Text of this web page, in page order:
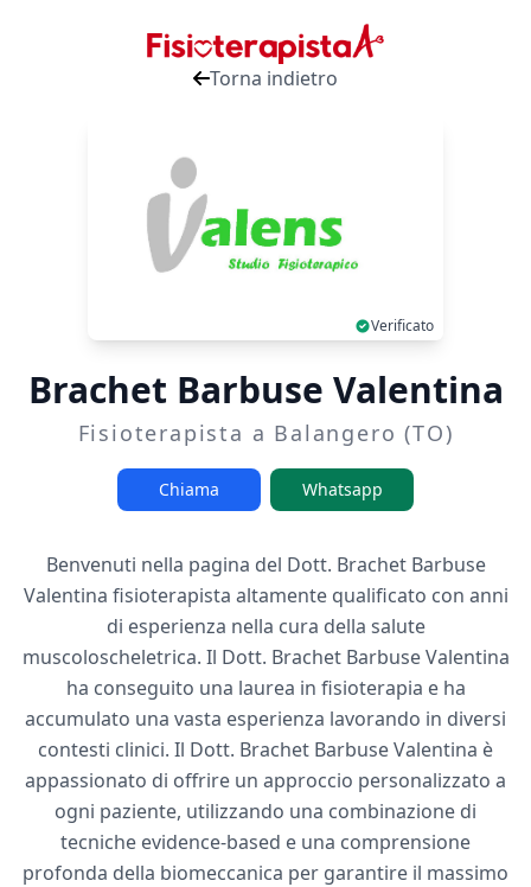
Torna indietro
Verificato
Brachet Barbuse Valentina
Fisioterapista a Balangero (TO)
Chiama Whatsapp
Benvenuti nella pagina del Dott. Brachet Barbuse
Valentina fisioterapista altamente qualificato con anni
di esperienza nella cura della salute
muscoloscheletrica. Il Dott. Brachet Barbuse Valentina
ha conseguito una laurea in fisioterapia e ha
accumulato una vasta esperienza lavorando in diversi
contesti clinici. Il Dott. Brachet Barbuse Valentina è
appassionato di offrire un approccio personalizzato a
ogni paziente, utilizzando una combinazione di
tecniche evidence-based e una comprensione
profonda della biomeccanica per garantire il massimo